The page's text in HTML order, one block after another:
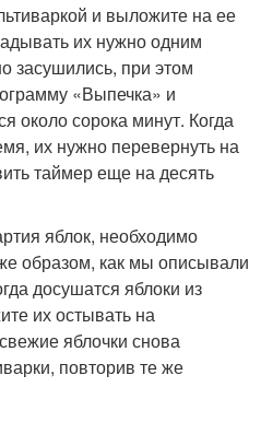
и выложите на ее
их нужно одним
засушились, при этом
«Выпечка» и
около сорока минут. Когда
их нужно перевернуть на
таймер еще на десять
яблок, необходимо
образом, как мы описывали
досушатся яблоки из
их остывать на
яблочки снова
повторив те же